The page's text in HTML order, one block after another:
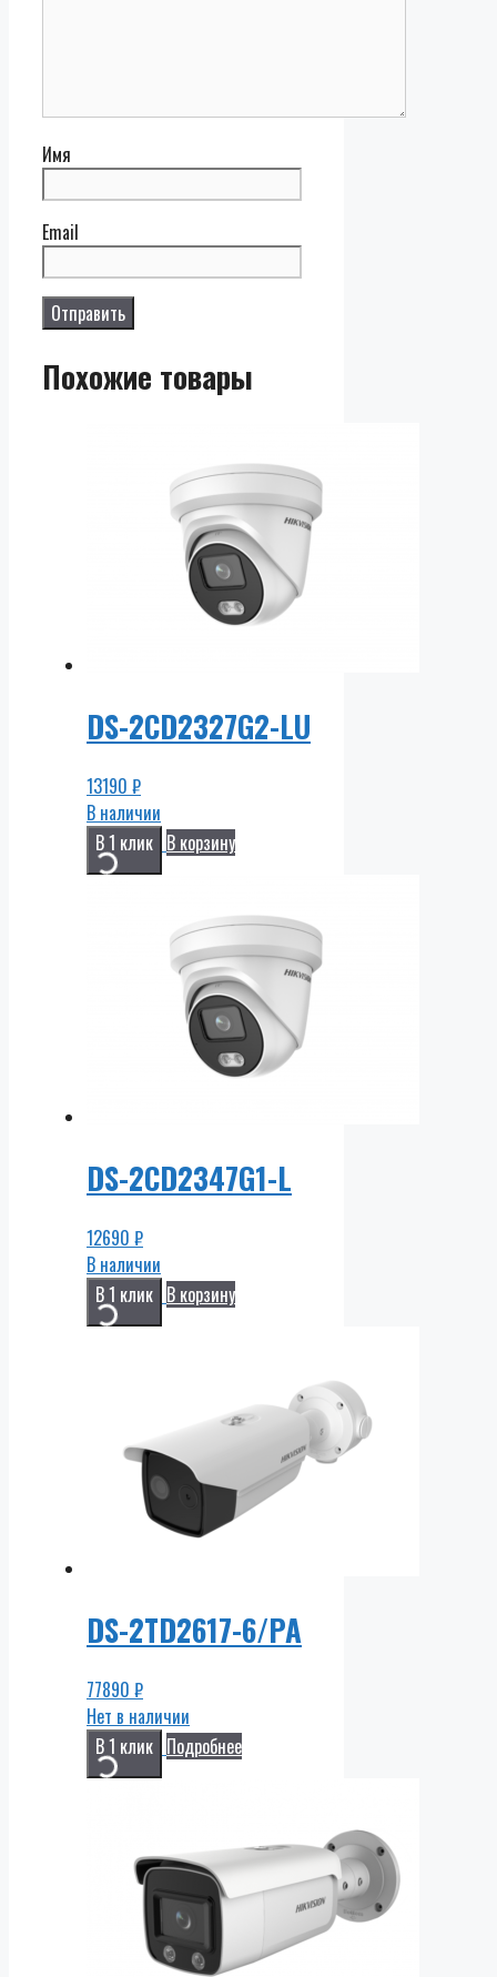
Имя
Email
Похожие товары
DS-2CD2327G2-LU
13190 ₽
В наличии
В 1 клик В корзину
DS-2CD2347G1-L
12690 ₽
В наличии
В 1 клик В корзину
DS-2TD2617-6/PA
77890 ₽
Нет в наличии
В 1 клик Подробнее